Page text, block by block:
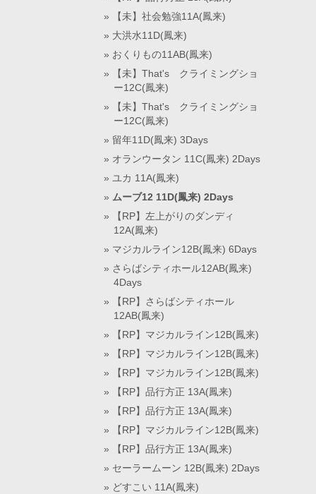
【未】社会勉強11A(鳳来)
大洪水11D(鳳来)
おくりもの11AB(鳳来)
【未】That's クライミングショ
ー12C(鳳来)
【未】That's クライミングショ
ー12C(鳳来)
留年11D(鳳来) 3Days
オランウータン 11C(鳳来) 2Days
ユカ 11A(鳳来)
ムーブ12 11D(鳳来) 2Days
【RP】左上がりのダンディ
12A(鳳来)
マジカルライン12B(鳳来) 6Days
さらばシティホール12AB(鳳来)
4Days
【RP】さらばシティホール
12AB(鳳来)
【RP】マジカルライン12B(鳳来)
【RP】マジカルライン12B(鳳来)
【RP】マジカルライン12B(鳳来)
【RP】品行方正 13A(鳳来)
【RP】品行方正 13A(鳳来)
【RP】マジカルライン12B(鳳来)
【RP】品行方正 13A(鳳来)
セーラームーン 12B(鳳来) 2Days
どすこい 11A(鳳来)